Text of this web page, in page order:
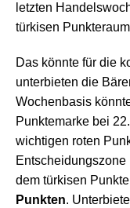
letzten
türkisen
Das könnte für die
unterbieten die
Wochenbasis
Punktemarke bei
wichtigen roten
Entscheidungszone
dem türkisen
Punkten.